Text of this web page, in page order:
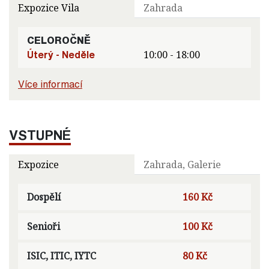
Expozice Vila Zahrada
CELOROČNĚ
Úterý - Neděle
10:00 - 18:00
Více informací
VSTUPNÉ
Expozice Zahrada, Galerie
Dospělí 160 Kč
Senioři 100 Kč
ISIC, ITIC, IYTC 80 Kč